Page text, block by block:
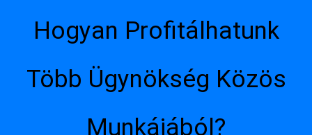
Hogyan Profitálhatunk
Több Ügynökség Közös
Munkájából?